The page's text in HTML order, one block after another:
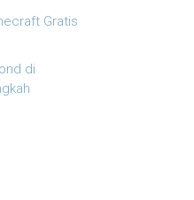
Gratis
di